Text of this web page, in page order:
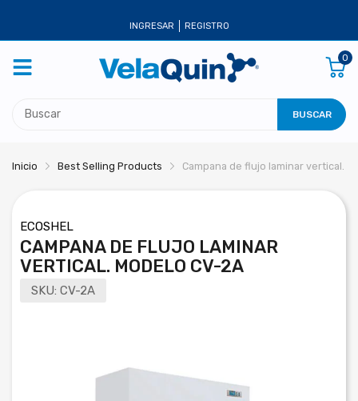
INGRESAR REGISTRO
0
BUSCAR
Inicio Best Selling Products Campana de flujo laminar vertical.
ECOSHEL
CAMPANA DE FLUJO LAMINAR
VERTICAL. MODELO CV-2A
SKU: CV-2A